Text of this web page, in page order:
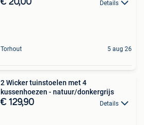
€ 20,00 Details
Torhout 5 aug 26
2 Wicker tuinstoelen met 4
kussenhoezen - natuur/donkergrijs
€ 129,90 Details